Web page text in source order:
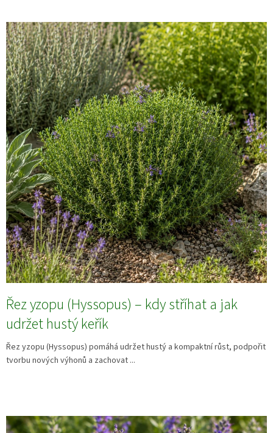
Řez yzopu (Hyssopus) – kdy stříhat a jak
udržet hustý keřík
Řez yzopu (Hyssopus) pomáhá udržet hustý a kompaktní růst, podpořit
tvorbu nových výhonů a zachovat ...